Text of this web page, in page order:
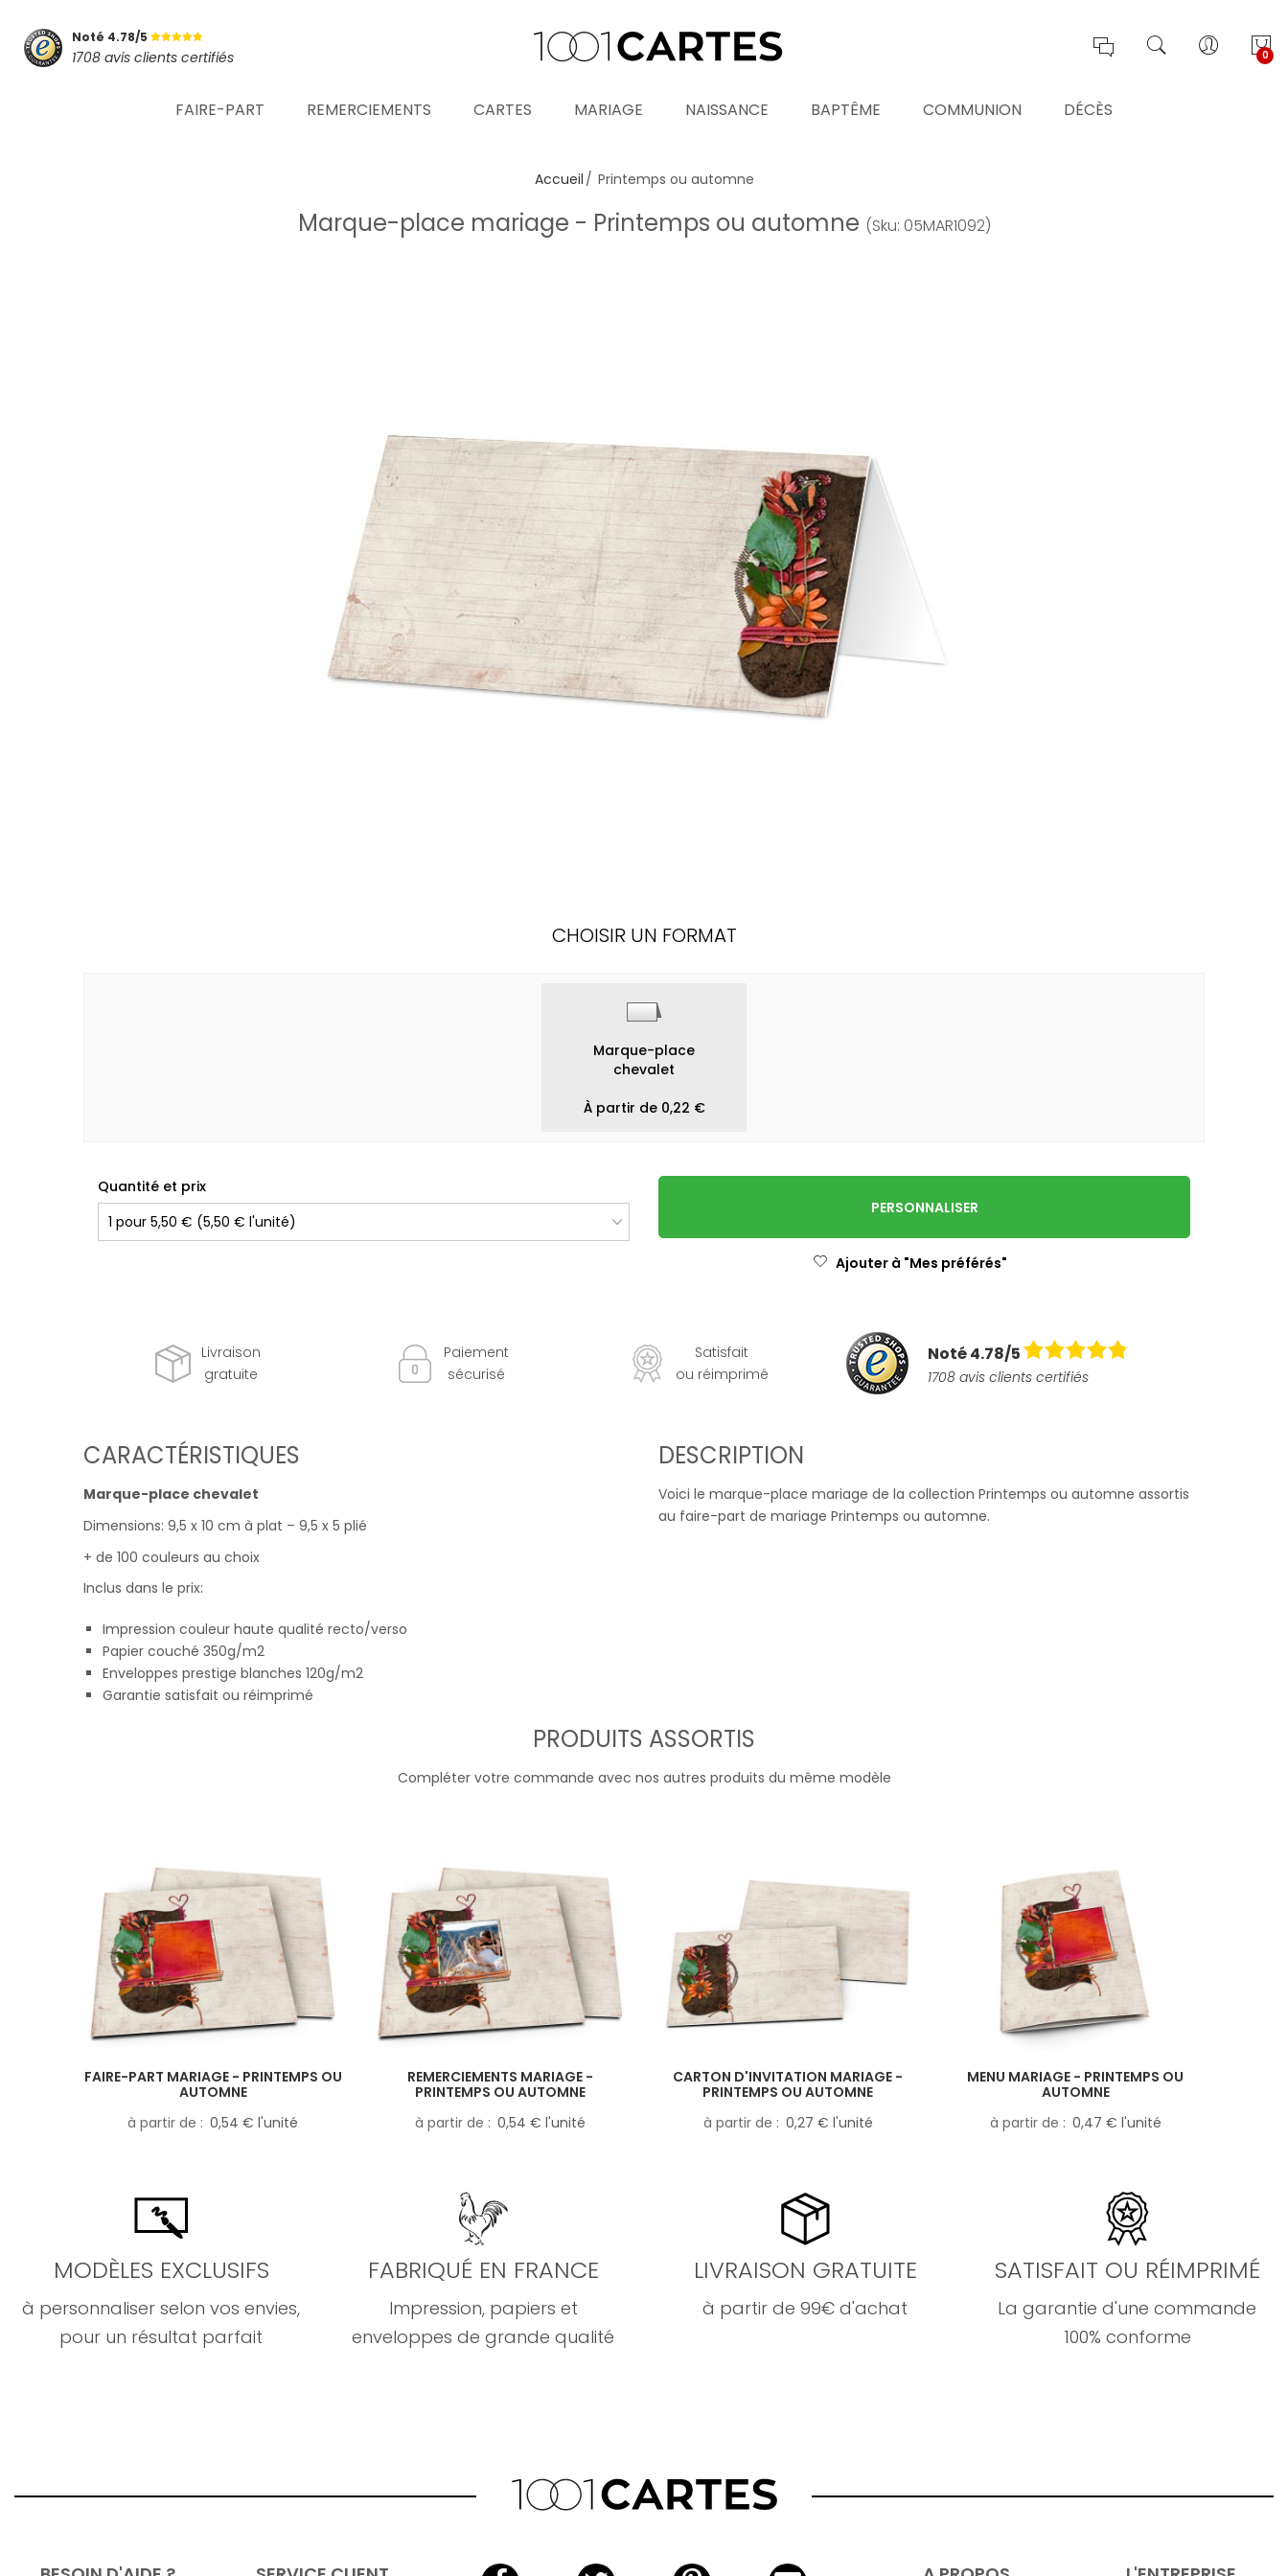
Noté 4.78/5
1708 avis clients certifiés 0
FAIRE-PART REMERCIEMENTS CARTES MARIAGE NAISSANCE BAPTÊME COMMUNION DÉCÈS
Mot de passe oublié ?
SE CONNECTER
Accueil Printemps ou automne
Marque-place mariage - Printemps ou automne (Sku: 05MAR1092)
CHOISIR UN FORMAT
Marque-place
chevalet
À partir de 0,22 €
Quantité et prix
PERSONNALISER
Ajouter à "Mes préférés"
Livraison
gratuite
Paiement
sécurisé
Satisfait
ou réimprimé
Noté 4.78/5
1708 avis clients certifiés
CARACTÉRISTIQUES
Marque-place chevalet
Dimensions: 9,5 x 10 cm à plat – 9,5 x 5 plié
+ de 100 couleurs au choix
Inclus dans le prix:
Impression couleur haute qualité recto/verso
Papier couché 350g/m2
Enveloppes prestige blanches 120g/m2
Garantie satisfait ou réimprimé
DESCRIPTION
Voici le marque-place mariage de la collection Printemps ou automne assortis
au faire-part de mariage Printemps ou automne.
PRODUITS ASSORTIS
Compléter votre commande avec nos autres produits du même modèle
FAIRE-PART MARIAGE - PRINTEMPS OU
AUTOMNE
à partir de
0,54 € l'unité
REMERCIEMENTS MARIAGE -
PRINTEMPS OU AUTOMNE
à partir de
0,54 € l'unité
CARTON D'INVITATION MARIAGE -
PRINTEMPS OU AUTOMNE
à partir de
0,27 € l'unité
MENU MARIAGE - PRINTEMPS OU
AUTOMNE
à partir de
0,47 € l'unité
MODÈLES EXCLUSIFS
à personnaliser selon vos envies,
pour un résultat parfait
FABRIQUÉ EN FRANCE
Impression, papiers et
enveloppes de grande qualité
LIVRAISON GRATUITE
à partir de 99€ d'achat
SATISFAIT OU RÉIMPRIMÉ
La garantie d'une commande
100% conforme